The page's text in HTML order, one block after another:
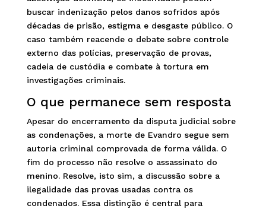
buscar indenização pelos danos sofridos após
décadas de prisão, estigma e desgaste público. O
caso também reacende o debate sobre controle
externo das polícias, preservação de provas,
cadeia de custódia e combate à tortura em
investigações criminais.
O que permanece sem resposta
Apesar do encerramento da disputa judicial sobre
as condenações, a morte de Evandro segue sem
autoria criminal comprovada de forma válida. O
fim do processo não resolve o assassinato do
menino. Resolve, isto sim, a discussão sobre a
ilegalidade das provas usadas contra os
condenados. Essa distinção é central para